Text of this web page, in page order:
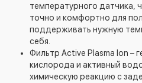
температурного датчика,
точно и комфортно для
поддерживать нужную
себя.
Фильтр Active Plasma Ion –
кислорода и активный
химическую реакцию с